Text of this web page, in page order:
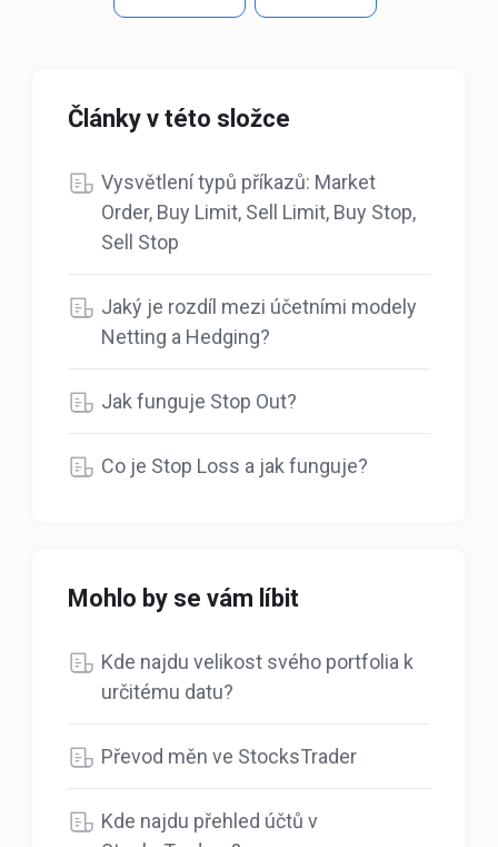
Články v této složce
Vysvětlení typů příkazů: Market
Order, Buy Limit, Sell Limit, Buy Stop,
Sell Stop
Jaký je rozdíl mezi účetními modely
Netting a Hedging?
Jak funguje Stop Out?
Co je Stop Loss a jak funguje?
Mohlo by se vám líbit
Kde najdu velikost svého portfolia k
určitému datu?
Převod měn ve StocksTrader
Kde najdu přehled účtů v